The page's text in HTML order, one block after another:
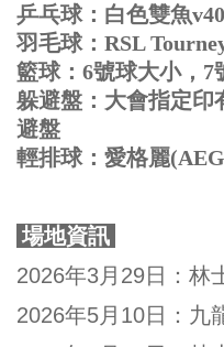
乒乓球：白色雙魚
羽毛球：RSL
籃球：6號球大小，7
躲避盤：大會指定
避盤
輕排球：愛格麗
場地資訊
2026年3月29日：林
2026年5月10日：九